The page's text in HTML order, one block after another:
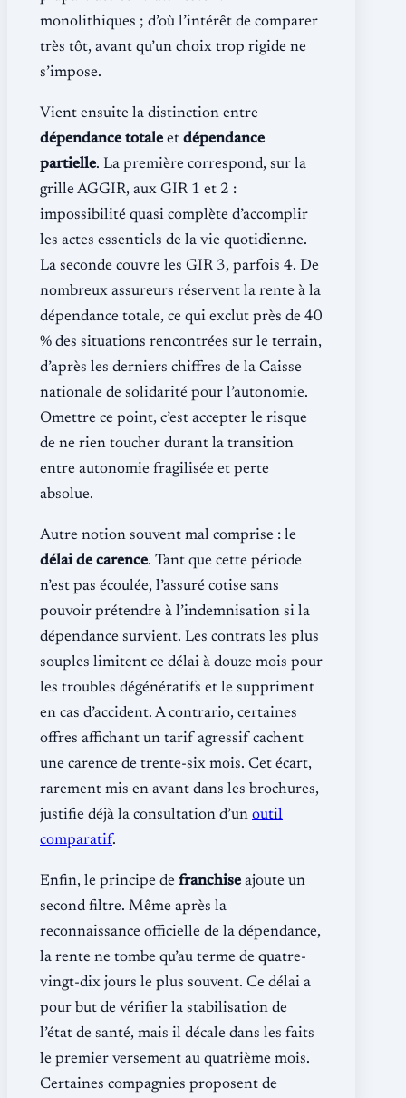
monolithiques ; d’où l’intérêt de comparer
très tôt, avant qu’un choix trop rigide ne
s’impose.
Vient ensuite la distinction entre
dépendance totale et dépendance
partielle. La première correspond, sur la
grille AGGIR, aux GIR 1 et 2 :
impossibilité quasi complète d’accomplir
les actes essentiels de la vie quotidienne.
La seconde couvre les GIR 3, parfois 4. De
nombreux assureurs réservent la rente à la
dépendance totale, ce qui exclut près de 40
% des situations rencontrées sur le terrain,
d’après les derniers chiffres de la Caisse
nationale de solidarité pour l’autonomie.
Omettre ce point, c’est accepter le risque
de ne rien toucher durant la transition
entre autonomie fragilisée et perte
absolue.
Autre notion souvent mal comprise : le
délai de carence. Tant que cette période
n’est pas écoulée, l’assuré cotise sans
pouvoir prétendre à l’indemnisation si la
dépendance survient. Les contrats les plus
souples limitent ce délai à douze mois pour
les troubles dégénératifs et le suppriment
en cas d’accident. A contrario, certaines
offres affichant un tarif agressif cachent
une carence de trente-six mois. Cet écart,
rarement mis en avant dans les brochures,
justifie déjà la consultation d’un outil
comparatif.
Enfin, le principe de franchise ajoute un
second filtre. Même après la
reconnaissance officielle de la dépendance,
la rente ne tombe qu’au terme de quatre-
vingt-dix jours le plus souvent. Ce délai a
pour but de vérifier la stabilisation de
l’état de santé, mais il décale dans les faits
le premier versement au quatrième mois.
Certaines compagnies proposent de